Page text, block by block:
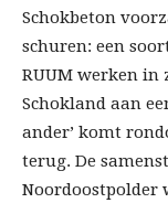
Schokbeton
schuren: een
RUUM werken in
Schokland aan
ander’ komt
terug. De
Noordoostpolder